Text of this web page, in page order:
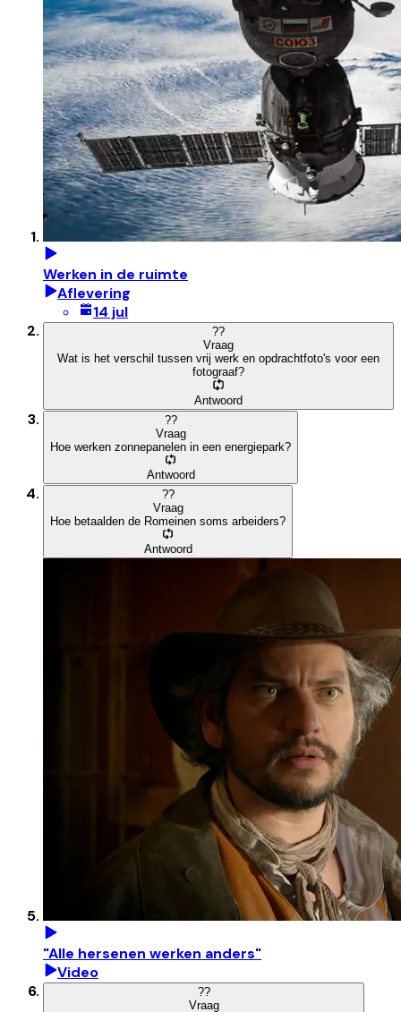
Werken in de ruimte
Aflevering
14 jul
??
Vraag
Wat is het verschil tussen vrij werk en opdrachtfoto's voor een
fotograaf?
Antwoord
??
Vraag
Hoe werken zonnepanelen in een energiepark?
Antwoord
??
Vraag
Hoe betaalden de Romeinen soms arbeiders?
Antwoord
"Alle hersenen werken anders"
Video
??
Vraag